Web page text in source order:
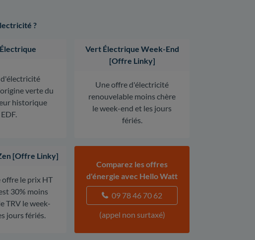
?
verte du
historique
EDF.
Vert Électrique Week-End
[Offre Linky]
Une offre d'électricité
renouvelable moins chère
le week-end et les jours
fériés.
[Offre Linky]
offre le prix HT
30% moins
TRV le week-
jours fériés.
Comparez les offres
d'énergie avec Hello Watt
09 78 46 70 62
(appel non surtaxé)